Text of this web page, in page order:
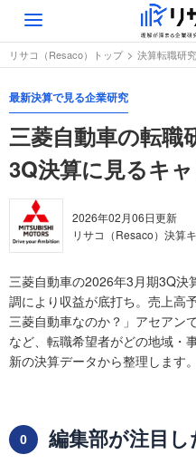
Toggle
navigation
リサコ（Resaco）トップ 決算転職研究
最新決算で見る企業研究
三菱自動車の転
3Q決算に見るキ
2026年02月06日更新
リサコ（Resaco）決算
三菱自動車の2026年3月期3Q決
調により収益が底打ち。売上高
三菱自動車なのか？」アセアン
など、転職希望者がどの地域・
新の決算データから整理します。
0 編集部が注目し